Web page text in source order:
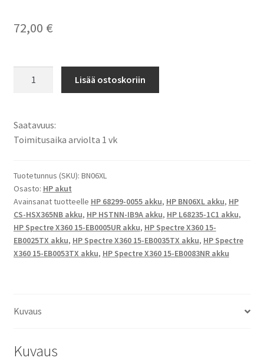
72,00 €
X360
15-
HP
Spectre
X360
15-
EB0025TX,
HP
EB0035TX,
X360
Lisää ostoskoriin
Saatavuus:
Toimitusaika arviolta 1 vk
Tuotetunnus (SKU): BN06XL
Osasto: HP akut
Avainsanat tuotteelle HP 68299-0055 akku, HP BN06XL akku, HP
CS-HSX365NB akku, HP HSTNN-IB9A akku, HP L68235-1C1 akku,
HP Spectre X360 15-EB0005UR akku, HP Spectre X360 15-
EB0025TX akku, HP Spectre X360 15-EB0035TX akku, HP Spectre
X360 15-EB0053TX akku, HP Spectre X360 15-EB0083NR akku
Kuvaus
Kuvaus